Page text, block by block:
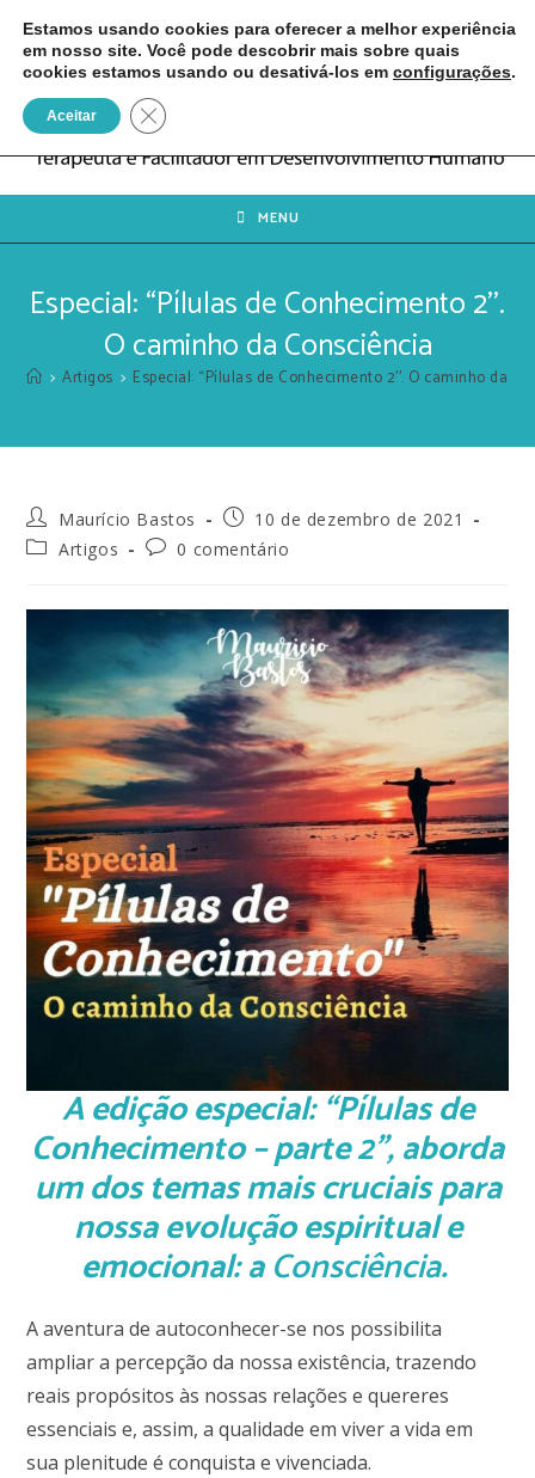
MENU
Especial: “Pílulas de Conhecimento 2’’.
O caminho da Consciência
> Artigos > Especial: “Pílulas de Conhecimento 2’’. O caminho da
Maurício Bastos
10 de dezembro de 2021
Artigos
0 comentário
A edição especial: “Pílulas de
Conhecimento – parte 2”, aborda
um dos temas mais cruciais para
nossa evolução espiritual e
emocional: aConsciência.
A aventura de autoconhecer-se nos possibilita
ampliar a percepção da nossa existência, trazendo
reais propósitos às nossas relações e quereres
essenciais e, assim, a qualidade em viver a vida em
sua plenitude é conquista e vivenciada.
Estamos usando cookies para oferecer a melhor experiência
em nosso site. Você pode descobrir mais sobre quais
cookies estamos usando ou desativá-los em configurações.
Aceitar Close GDPR Cookie Banner